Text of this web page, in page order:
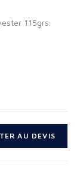
115grs.
AU DEVIS